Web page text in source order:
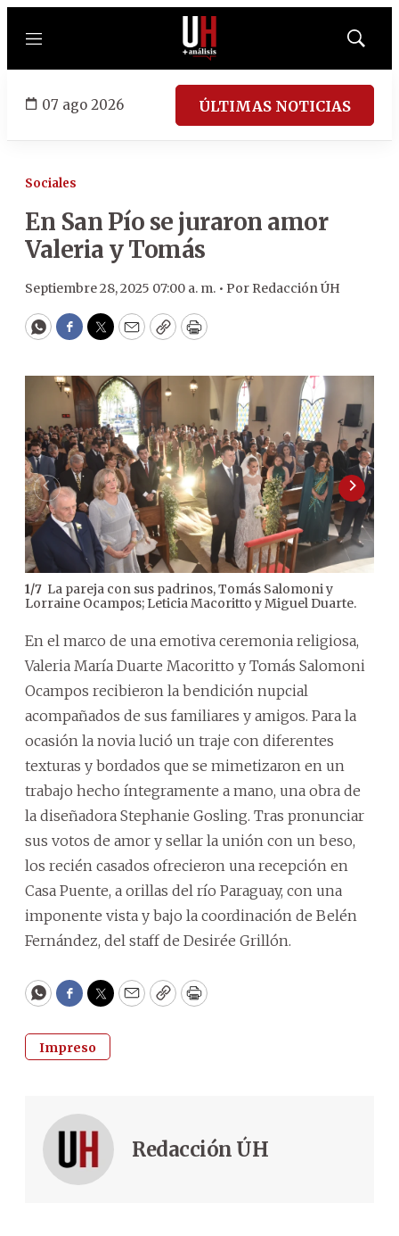
Menú
Mostrar
07 ago 2026 ÚLTIMAS NOTICIAS
Sociales
En San Pío se juraron amor
Valeria y Tomás
Septiembre 28, 2025 07:00 a. m. • Por Redacción ÚH
WhatsApp
Facebook
Twitter
EmailCopyPrint
1/7 La pareja con sus padrinos, Tomás Salomoni y
Lorraine Ocampos; Leticia Macoritto y Miguel Duarte.
En el marco de una emotiva ceremonia religiosa,
Valeria María Duarte Macoritto y Tomás Salomoni
Ocampos recibieron la bendición nupcial
acompañados de sus familiares y amigos. Para la
ocasión la novia lució un traje con diferentes
texturas y bordados que se mimetizaron en un
trabajo hecho íntegramente a mano, una obra de
la diseñadora Stephanie Gosling. Tras pronunciar
sus votos de amor y sellar la unión con un beso,
los recién casados ofrecieron una recepción en
Casa Puente, a orillas del río Paraguay, con una
imponente vista y bajo la coordinación de Belén
Fernández, del staff de Desirée Grillón.
WhatsApp
Facebook
Twitter
EmailCopyPrint
Impreso
Redacción ÚH